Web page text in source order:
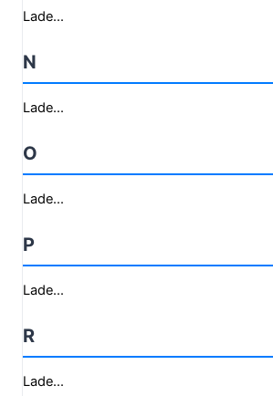
Lade...
N
Lade...
O
Lade...
P
Lade...
R
Lade...